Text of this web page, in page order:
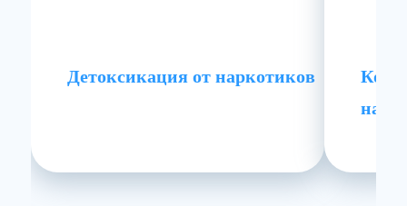
Детоксикация от наркотиков